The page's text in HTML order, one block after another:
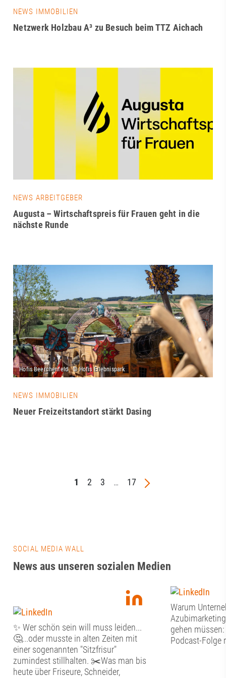
NEWS IMMOBILIEN
Netzwerk Holzbau A³ zu Besuch beim TTZ Aichach
NEWS ARBEITGEBER
Augusta – Wirtschaftspreis für Frauen geht in die
nächste Runde
NEWS IMMOBILIEN
Neuer Freizeitstandort stärkt Dasing
1 2 3 … 17
SOCIAL MEDIA WALL
News aus unseren sozialen Medien
✨ Wer schön sein will muss leiden...
🤔...oder musste in alten Zeiten mit
einer sogenannten "Sitzfrisur"
zumindest stillhalten. ✂️Was man bis
heute über Friseure, Schneider,
Warum
gehen
Podcast-Folge